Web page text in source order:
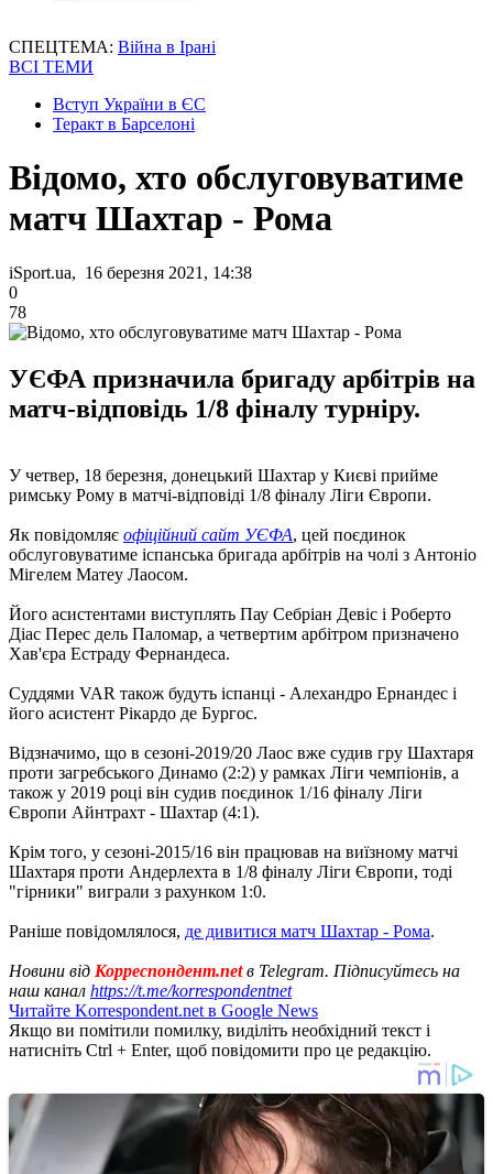
СПЕЦТЕМА: Війна в Ірані
ВСІ ТЕМИ
Вступ України в ЄС
Теракт в Барселоні
Відомо, хто обслуговуватиме
матч Шахтар - Рома
iSport.ua, 16 березня 2021, 14:38
0
78
УЄФА призначила бригаду арбітрів на
матч-відповідь 1/8 фіналу турніру.
У четвер, 18 березня, донецький Шахтар у Києві прийме
римську Рому в матчі-відповіді 1/8 фіналу Ліги Європи.
Як повідомляє офіційний сайт УЄФА, цей поєдинок
обслуговуватиме іспанська бригада арбітрів на чолі з Антоніо
Мігелем Матеу Лаосом.
Його асистентами виступлять Пау Себріан Девіс і Роберто
Діас Перес дель Паломар, а четвертим арбітром призначено
Хав'єра Естраду Фернандеса.
Суддями VAR також будуть іспанці - Алехандро Ернандес і
його асистент Рікардо де Бургос.
Відзначимо, що в сезоні-2019/20 Лаос вже судив гру Шахтаря
проти загребського Динамо (2:2) у рамках Ліги чемпіонів, а
також у 2019 році він судив поєдинок 1/16 фіналу Ліги
Європи Айнтрахт - Шахтар (4:1).
Крім того, у сезоні-2015/16 він працював на виїзному матчі
Шахтаря проти Андерлехта в 1/8 фіналу Ліги Європи, тоді
"гірники" виграли з рахунком 1:0.
Раніше повідомлялося, де дивитися матч Шахтар - Рома.
Новини від Корреспондент.netв Telegram. Підписуйтесь на
наш канал https://t.me/korrespondentnet
Читайте Korrespondent.net в Google News
Якщо ви помітили помилку, виділіть необхідний текст і
натисніть Ctrl + Enter, щоб повідомити про це редакцію.